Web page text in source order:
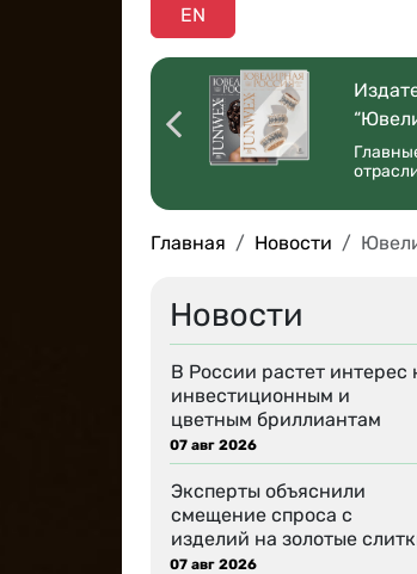
EN
Главная Новости
Новости
В России растет интерес
инвестиционным и
цветным бриллиантам
07 авг 2026
Эксперты объяснили
смещение спроса с
изделий на золотые
07 авг 2026